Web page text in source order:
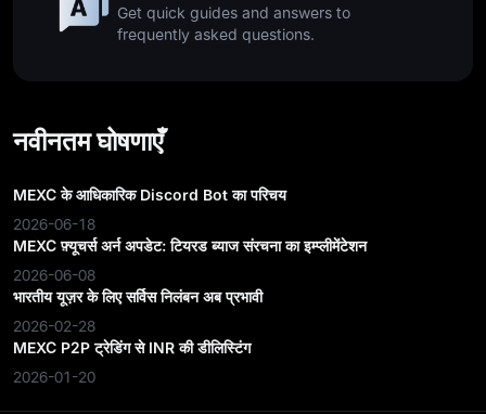
Get quick guides and answers to
frequently asked questions.
नवीनतम घोषणाएँ
MEXC के आधिकारिक Discord Bot का परिचय
2026-06-18
MEXC फ़्यूचर्स अर्न अपडेट: टियरड ब्याज संरचना का इम्प्लीमेंटेशन
2026-06-08
भारतीय यूज़र के लिए सर्विस निलंबन अब प्रभावी
2026-02-28
MEXC P2P ट्रेडिंग से INR की डीलिस्टिंग
2026-01-20